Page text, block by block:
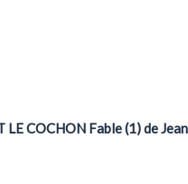
LE COCHON Fable (1) de